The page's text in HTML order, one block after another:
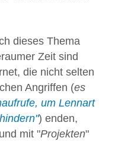
dieses Thema
Zeit sind
die nicht selten
Angriffen (es
um Lennart
) enden,
mit "Projekten"